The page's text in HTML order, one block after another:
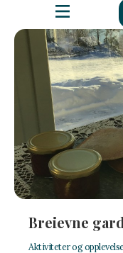
Breievne gard
Aktiviteter og